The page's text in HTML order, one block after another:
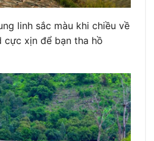
linh sắc màu khi chiều về
cực xịn để bạn tha hồ